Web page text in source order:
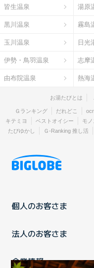
皆生温泉 湯原
黒川温泉 霧島
玉川温泉 日光
伊勢・鳥羽温泉 志摩
由布院温泉 熱海
お湯たびとは
Ｇランキング だれどこ
キテミヨ
ベストオイシー モノ
たびゆかし
Ｇ-Ranking 推し活
個人のお客さま
法人のお客さま
企業情報